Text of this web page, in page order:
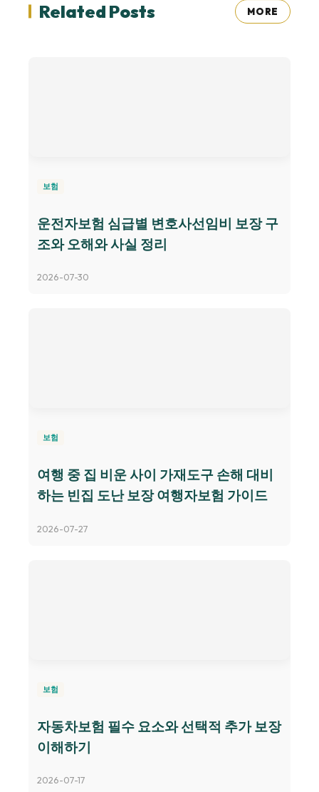
Related Posts MORE
보험
운전자보험 심급별 변호사선임비 보장 구
조와 오해와 사실 정리
2026-07-30
보험
여행 중 집 비운 사이 가재도구 손해 대비
하는 빈집 도난 보장 여행자보험 가이드
2026-07-27
보험
자동차보험 필수 요소와 선택적 추가 보장
이해하기
2026-07-17